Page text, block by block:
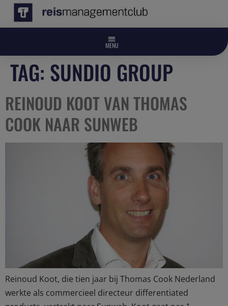
TAG: SUNDIO GROUP
REINOUD KOOT VAN THOMAS
COOK NAAR SUNWEB
Reinoud Koot, die tien jaar bij Thomas Cook Nederland
werkte als commercieel directeur differentiated